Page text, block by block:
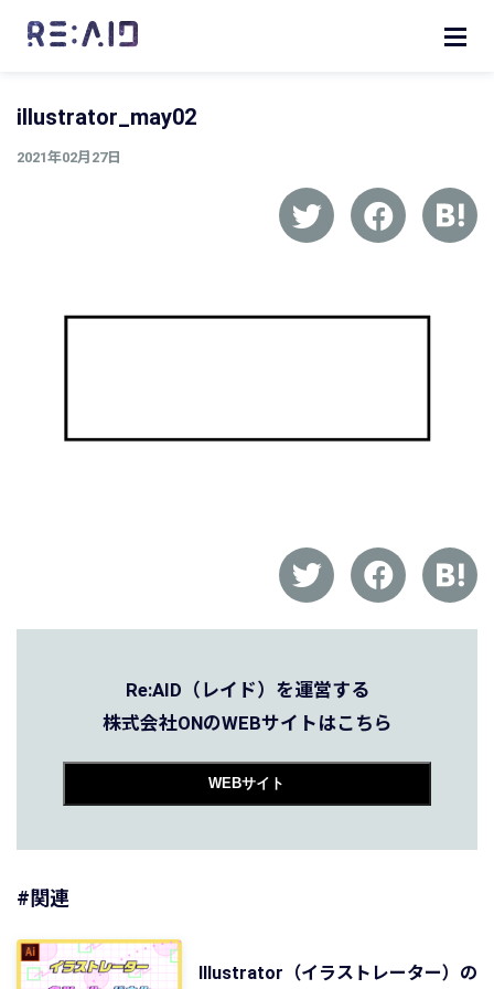
illustrator_may02
2021年02月27日
Re:AID（レイド）を運営する
株式会社ONのWEBサイトはこちら
WEBサイト
#関連
Illustrator（イラストレーター）の